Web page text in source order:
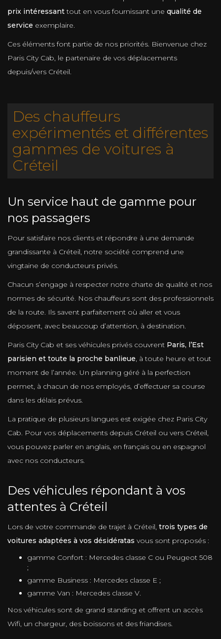
prix intéressanttout en vous fournissant une qualité de
service exemplaire.
Ces éléments font partie de nos priorités. Bienvenue chez
Paris City Cab, le partenaire de vos déplacements
depuis/vers Créteil.
Des chauffeurs
expérimentés et différentes
gammes de voitures à
Créteil
Un service haut de gamme pour
nos passagers
Pour satisfaire nos clients et répondre à une demande
grandissante à Créteil, notre société comprend une
vingtaine de conducteurs privés.
Chacun s’engage à respecter notre charte de qualité et nos
normes de sécurité. Nos chauffeurs sont des professionnels
de la route. Ils savent parfaitement où aller et vous
déposent, avec beaucoup d’attention, à destination.
Paris City Cab et ses véhicules privés couvrent Paris, l’Est
parisien et toute la proche banlieue, à toute heure et tout
moment de l’année. Un planning géré à la perfection
permet, à chacun de nos employés, d’effectuer sa course
dans les délais prévus.
La pratique de plusieurs langues est exigée chez Paris City
Cab. Pour vos déplacements depuis Créteil ou vers Créteil,
vous pouvez parler en anglais, en français ou en espagnol
avec nos conducteurs.
Des véhicules répondant à vos
attentes à Créteil
Lors de votre commande de trajet à Créteil, trois types de
voitures adaptées à vos désidératas vous sont proposés :
gamme Confort : Mercedes classe C ou Peugeot 508
;
gamme Business : Mercedes classe E ;
gamme Van : Mercedes classe V.
Nos véhicules sont de grand standing et offrent un accès
Wifi, un chargeur, des boissons et des friandises.